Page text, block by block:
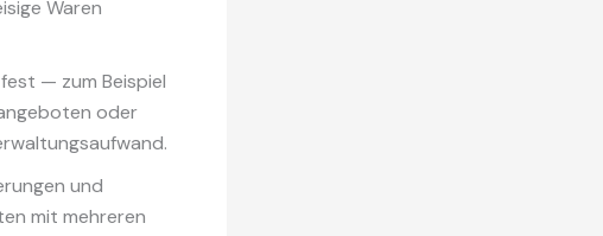
Waren
— zum Beispiel
oder
und
mit mehreren